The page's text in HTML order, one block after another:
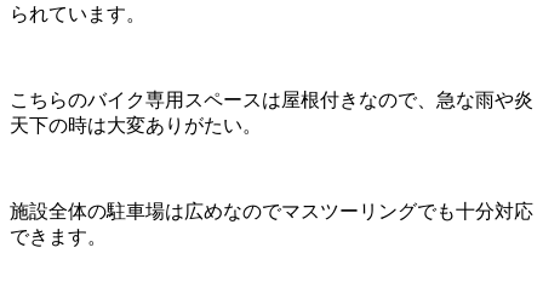
られています。
こちらのバイク専用スペースは屋根付きなので、急な雨や炎
天下の時は大変ありがたい。
施設全体の駐車場は広めなのでマスツーリングでも十分対応
できます。